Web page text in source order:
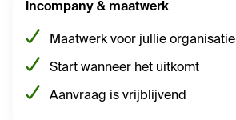
Incompany & maatwerk
Maatwerk voor jullie organisatie
Start wanneer het uitkomt
Aanvraag is vrijblijvend